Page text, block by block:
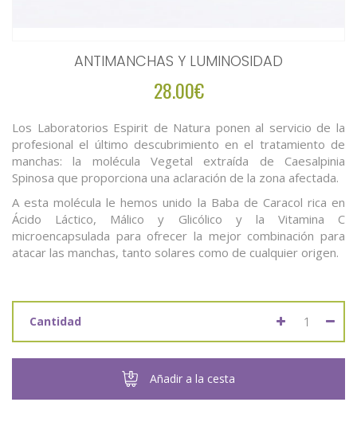
ANTIMANCHAS Y LUMINOSIDAD
28.00€
Los Laboratorios Espirit de Natura ponen al servicio de la
profesional el último descubrimiento en el tratamiento de
manchas: la molécula Vegetal extraída de Caesalpinia
Spinosa que proporciona una aclaración de la zona afectada.
A esta molécula le hemos unido la Baba de Caracol rica en
Ácido Láctico, Málico y Glicólico y la Vitamina C
microencapsulada para ofrecer la mejor combinación para
atacar las manchas, tanto solares como de cualquier origen.
Cantidad
Añadir a la cesta